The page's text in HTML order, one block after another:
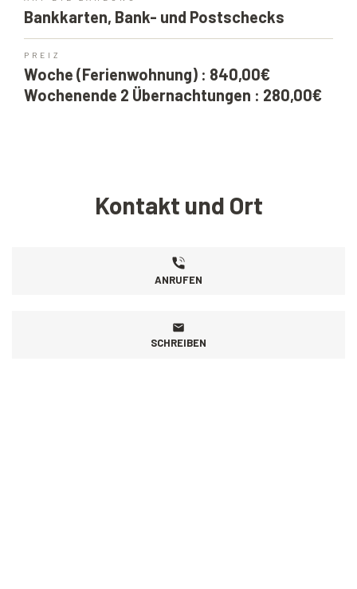
Bankkarten, Bank- und Postschecks
PREIZ
Woche (Ferienwohnung) : 840,00€
Wochenende 2 Übernachtungen : 280,00€
Kontakt und Ort
ANRUFEN
SCHREIBEN